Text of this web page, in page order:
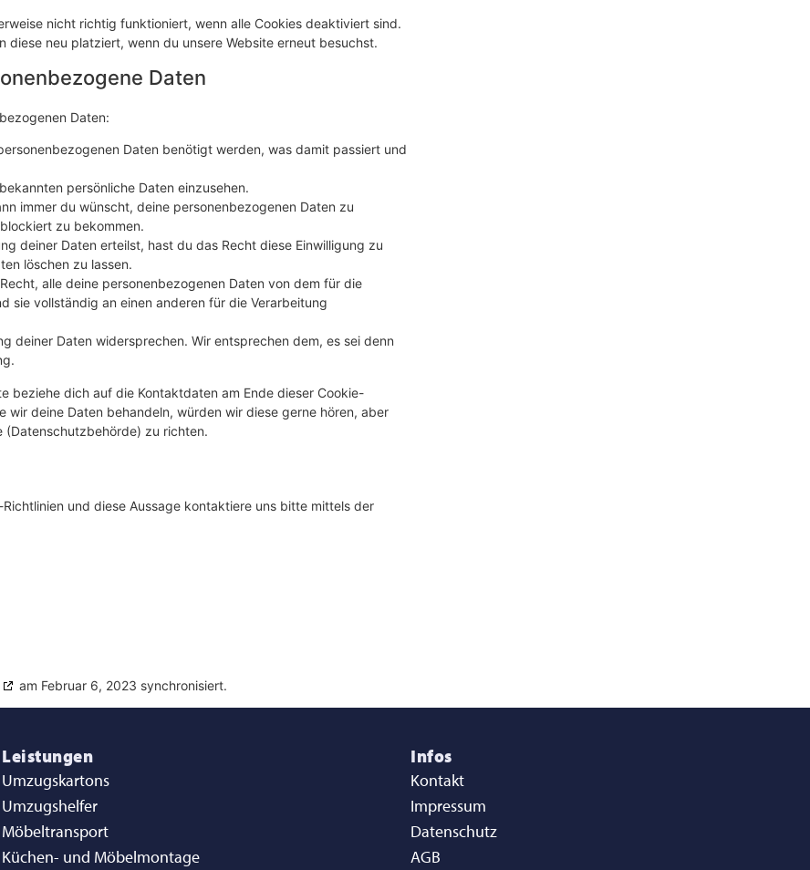
nicht richtig funktioniert, wenn alle Cookies deaktiviert sind.
diese neu platziert, wenn du unsere Website erneut besuchst.
Daten
Daten:
Daten benötigt werden, was damit passiert und
persönliche Daten einzusehen.
immer du wünscht, deine personenbezogenen Daten zu
zu bekommen.
deiner Daten erteilst, hast du das Recht diese Einwilligung zu
löschen zu lassen.
alle deine personenbezogenen Daten von dem für die
sie vollständig an einen anderen für die Verarbeitung
deiner Daten widersprechen. Wir entsprechen dem, es sei denn
beziehe dich auf die Kontaktdaten am Ende dieser Cookie-
wir deine Daten behandeln, würden wir diese gerne hören, aber
(Datenschutzbehörde) zu richten.
und diese Aussage kontaktiere uns bitte mittels der
am Februar 6, 2023 synchronisiert.
Leistungen
Umzugskartons
Umzugshelfer
Möbeltransport
Küchen- und Möbelmontage
Infos
Kontakt
Impressum
Datenschutz
AGB